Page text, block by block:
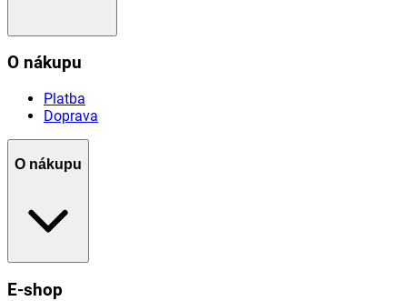
O nákupu
Platba
Doprava
O nákupu
E-shop